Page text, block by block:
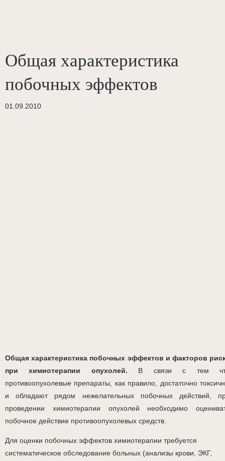
Общая характеристика
побочных эффектов
01.09.2010
Общая характеристика побочных эффектов и факторов
при химиотерапии опухолей. В связи с тем
противоопухолевые препараты, как правило, достаточно
и обладают рядом нежелательных побочных действий,
проведении химиотерапии опухолей необходимо
побочное действие противоопухолевых средств.
Для оценки побочных эффектов химиотерапии требуется
систематическое обследование больных (анализы крови, ЭКГ,